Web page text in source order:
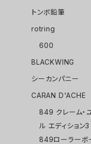
トンボ鉛筆
rotring
600
BLACKWING
シーカンパニー
CARAN D'ACHE
849 クレーム・
ル エディション3
849ローラーボ